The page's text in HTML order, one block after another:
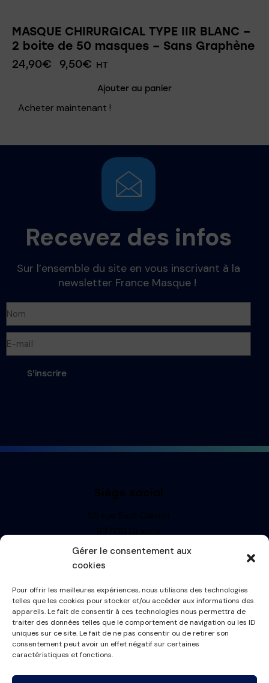
Gérer le consentement aux
cookies
Pour offrir les meilleures expériences, nous utilisons des technologies
telles que les cookies pour stocker et/ou accéder aux informations des
appareils. Le fait de consentir à ces technologies nous permettra de
traiter des données telles que le comportement de navigation ou les ID
uniques sur ce site. Le fait de ne pas consentir ou de retirer son
consentement peut avoir un effet négatif sur certaines
caractéristiques et fonctions.
MASQUE CHIRURGICAL TYPE IIR BLANC –
2 boite de 50 masques – Sans Graphène
24,90€ 9,50€ HT
Ajouter au panier
Acheter maintenant !
Recevez des infos
Sur l’ensemble du site en vous inscrivant à la
newsletter France Masque !
S'inscrire
Siège social
55 rue Sadi Carnot
93700 Drancy
Siren : 499710697
TVA: FR13499710697
Informations
Mentions Légales
Politique de cookies
Conditions générales